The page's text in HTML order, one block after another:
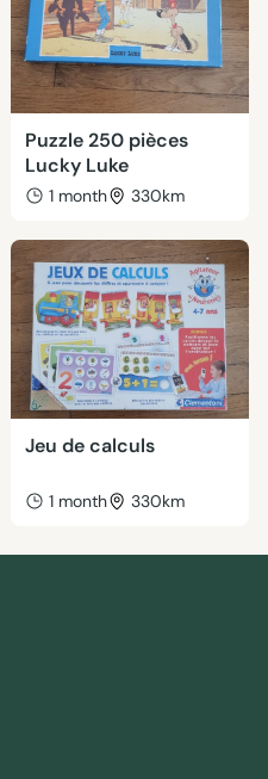
Puzzle 250 pièces
Lucky Luke
1 month 330km
Jeu de calculs
1 month 330km